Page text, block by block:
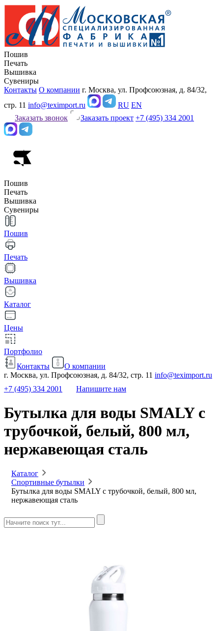
Пошив
Печать
Вышивка
Сувениры
Контакты О компании г. Москва, ул. Профсоюзная, д. 84/32,
стр. 11 info@teximport.ru RU EN
Заказать звонок
Заказать проект +7 (495) 334 2001
Пошив
Печать
Вышивка
Сувениры
Пошив
Печать
Вышивка
Каталог
Цены
Портфолио
Контакты
О компании
г. Москва, ул. Профсоюзная, д. 84/32, стр. 11 info@teximport.ru
+7 (495) 334 2001
Напишите нам
Бутылка для воды SMALY с
трубочкой, белый, 800 мл,
нержавеющая сталь
Каталог
Спортивные бутылки
Бутылка для воды SMALY с трубочкой, белый, 800 мл,
нержавеющая сталь